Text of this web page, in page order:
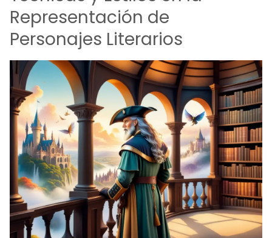
Representación de
Personajes Literarios